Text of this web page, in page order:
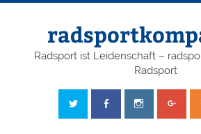
Radsport ist Leidenschaft –
Radsport